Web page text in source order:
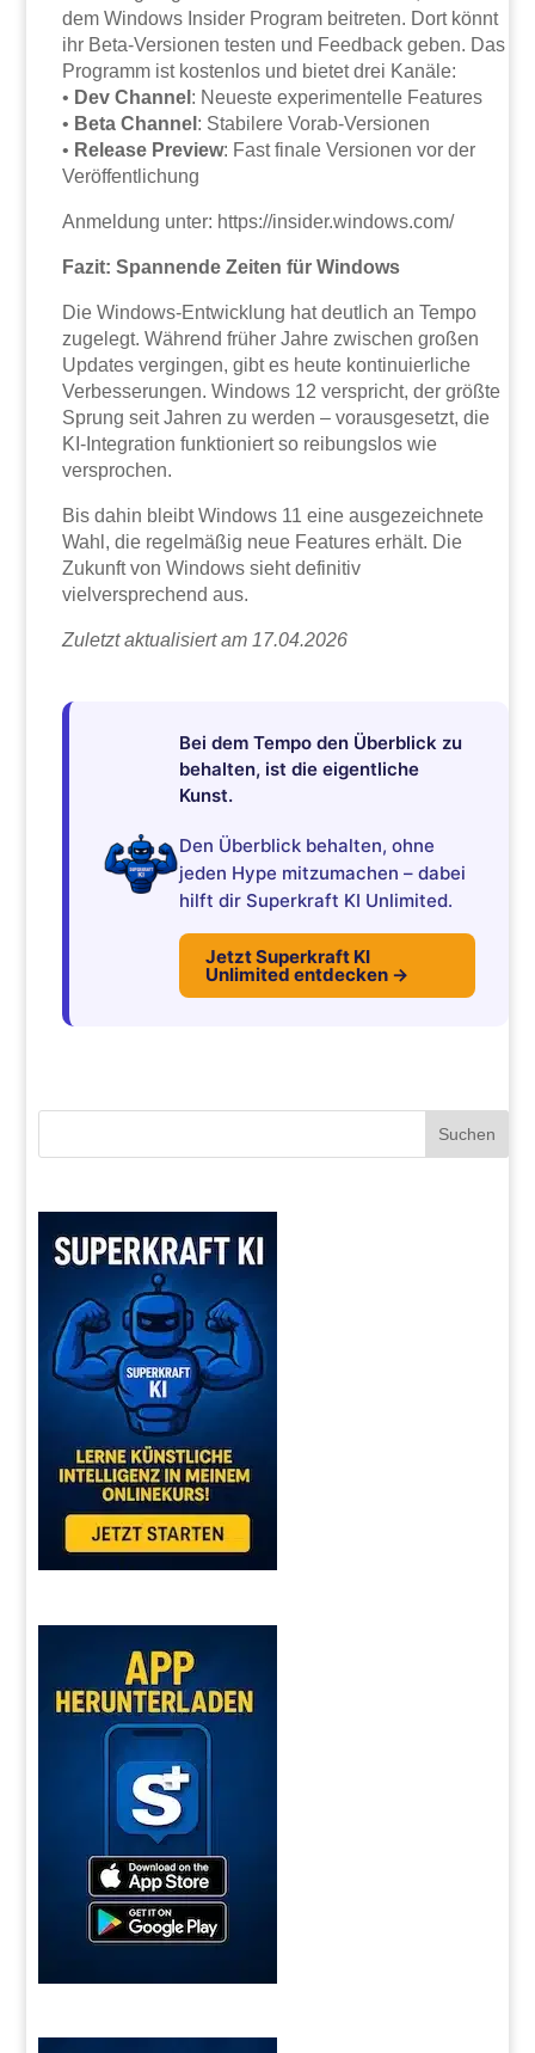
dem Windows Insider Program beitreten. Dort könnt
ihr Beta-Versionen testen und Feedback geben. Das
Programm ist kostenlos und bietet drei Kanäle:
• Dev Channel : Neueste experimentelle Features
• Beta Channel : Stabilere Vorab-Versionen
• Release Preview: Fast finale Versionen vor der
Veröffentlichung
Anmeldung unter: https://insider.windows.com/
Fazit: Spannende Zeiten für Windows
Die Windows-Entwicklung hat deutlich an Tempo
zugelegt. Während früher Jahre zwischen großen
Updates vergingen, gibt es heute kontinuierliche
Verbesserungen. Windows 12 verspricht, der größte
Sprung seit Jahren zu werden – vorausgesetzt, die
KI-Integration funktioniert so reibungslos wie
versprochen.
Bis dahin bleibt Windows 11 eine ausgezeichnete
Wahl, die regelmäßig neue Features erhält. Die
Zukunft von Windows sieht definitiv
vielversprechend aus.
Zuletzt aktualisiert am 17.04.2026
Bei dem Tempo den Überblick zu
behalten, ist die eigentliche
Kunst.
Den Überblick behalten, ohne
jeden Hype mitzumachen – dabei
hilft dir Superkraft KI Unlimited.
Jetzt Superkraft KI
Unlimited entdecken →